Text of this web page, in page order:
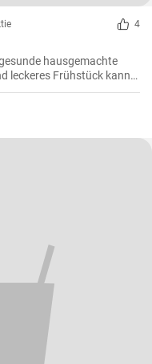
4
hausgemachte
leckeres Frühstück kann